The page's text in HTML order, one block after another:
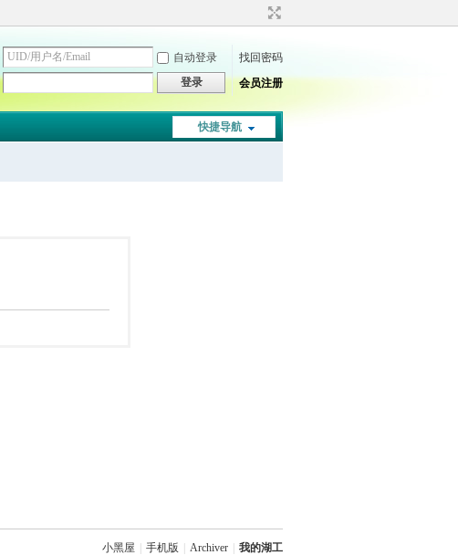
自动登录
找回密码
登录 会员注册
快捷导航
小黑屋 手机版 Archiver 我的湖工